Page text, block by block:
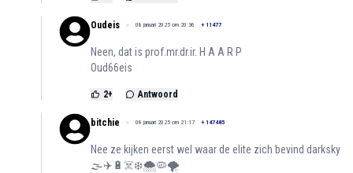
Oudeis 08 januari 2025 om 20:36 + 11477
Neen, dat is prof.mr.dr.ir. H A A R P
Oud66eis
2+ Antwoord
bitchie 08 januari 2025 om 21:17 + 147485
Nee ze kijken eerst wel waar de elite zich bevind darksky
🌫️✈️🔋☠️❄️🌨️🦠🌪️